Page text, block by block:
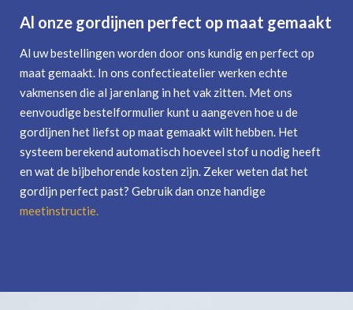
Al onze gordijnen perfect op maat gemaakt
Al uw bestellingen worden door ons kundig en perfect op
maat gemaakt. In ons confectieatelier werken echte
vakmensen die al jarenlang in het vak zitten. Met ons
eenvoudige bestelformulier kunt u aangeven hoe u de
gordijnen het liefst op maat gemaakt wilt hebben. Het
systeem berekend automatisch hoeveel stof u nodig heeft
en wat de bijbehorende kosten zijn. Zeker weten dat het
gordijn perfect past? Gebruik dan onze handige
meetinstructie.